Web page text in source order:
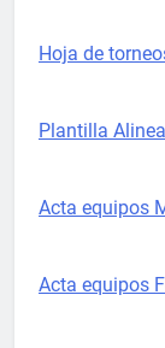
Hoja de
Plantilla
Acta equipos
Acta equipos